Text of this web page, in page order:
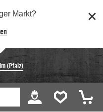
Markt?
(Pfalz)